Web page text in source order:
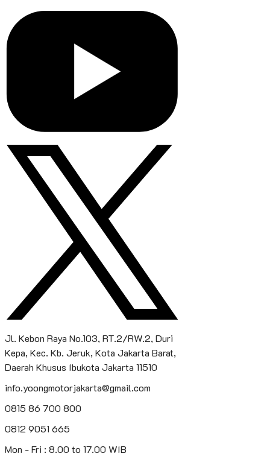
Jl. Kebon Raya No.103, RT.2/RW.2, Duri
Kepa, Kec. Kb. Jeruk, Kota Jakarta Barat,
Daerah Khusus Ibukota Jakarta 11510
info.yoongmotorjakarta@gmail.com
0815 86 700 800
0812 9051 665
Mon - Fri : 8.00 to 17.00 WIB